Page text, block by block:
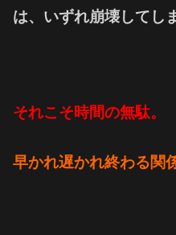
は、 いずれ崩壊してし
それこそ時間の無駄。
早かれ遅かれ終わる関